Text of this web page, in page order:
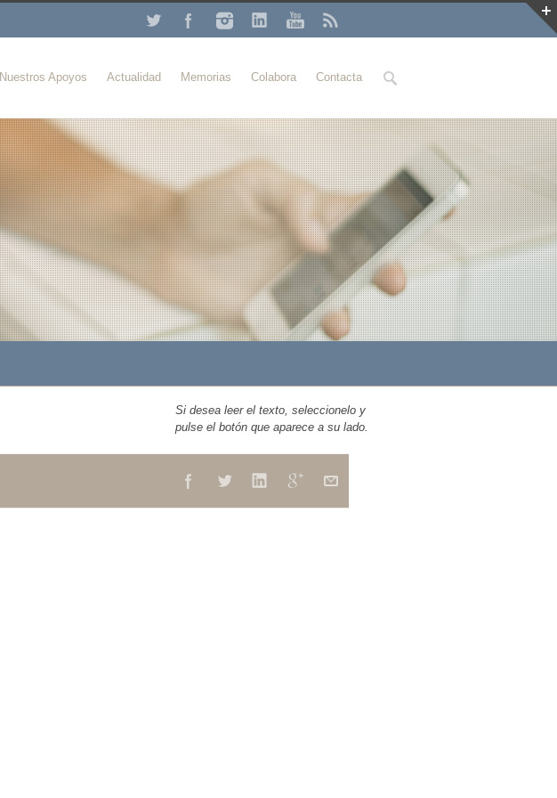
Buscar
Nuestros Apoyos Actualidad Memorias Colabora Contacta
Si desea leer el texto, seleccionelo y
pulse el botón que aparece a su lado.